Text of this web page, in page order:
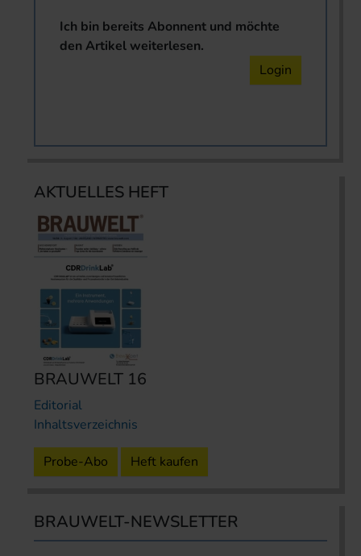
Ich bin bereits Abonnent und möchte
den Artikel weiterlesen.
Login
AKTUELLES HEFT
BRAUWELT 16
Editorial
Inhaltsverzeichnis
Probe-Abo Heft kaufen
BRAUWELT-NEWSLETTER